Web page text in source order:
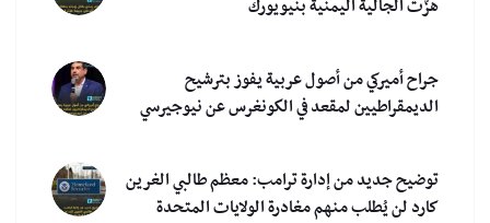
هزّت الجالية اليمنية بنيويورك
جراح أميركي من أصول عربية يفوز بترشيح
الديمقراطيين لمقعد في الكونغرس عن نيوجيرسي
توضيح جديد من إدارة ترامب: معظم طالبي الغرين
كارد لن يُطلب منهم مغادرة الولايات المتحدة